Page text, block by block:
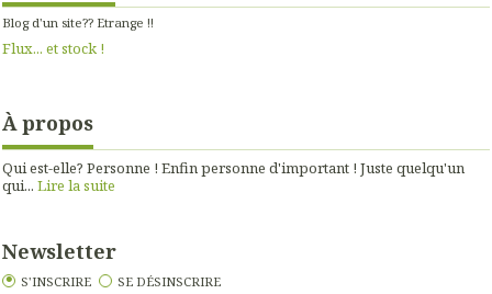
Blog d'un site?? Etrange !!
Flux... et stock !
À propos
Qui est-elle? Personne ! Enfin personne d'important ! Juste quelqu'un
qui... Lire la suite
Newsletter
S'INSCRIRE SE DÉSINSCRIRE